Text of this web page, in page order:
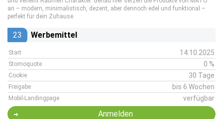
an – modern, minimalistisch, dezent, aber dennoch edel und funktional –
perfekt für dein Zuhause.
23 Werbemittel
Start 14.10.2025
Stornoquote 0 %
Cookie 30 Tage
Freigabe bis 6 Wochen
Mobil-Landingpage verfügbar
Anmelden